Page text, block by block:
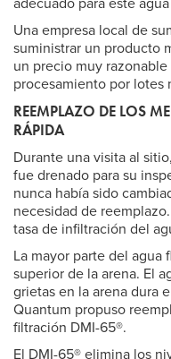
adecuado para este
Una empresa local de
suministrar un producto
un precio muy
procesamiento por lotes
REEMPLAZO DE LOS
RÁPIDA
Durante una visita al
fue drenado para su
nunca había sido
necesidad de
tasa de infiltración del
La mayor parte del agua
superior de la arena. El
grietas en la arena dura
Quantum propuso
filtración DMI-65®.
El DMI-65® elimina los